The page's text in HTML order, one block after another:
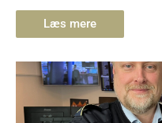
Læs mere